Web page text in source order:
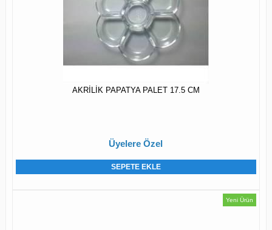
AKRİLİK PAPATYA PALET 17.5 CM
Üyelere Özel
SEPETE EKLE
Yeni Ürün